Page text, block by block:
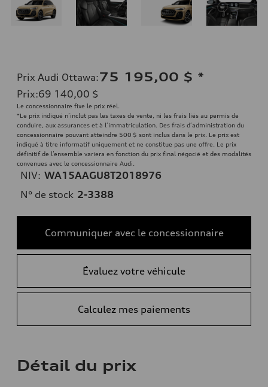
Prix Audi Ottawa:75 195,00 $ *
Prix:69 140,00 $
Le concessionnaire fixe le prix réel.
*Le prix indiqué n’inclut pas les taxes de vente, ni les frais liés au permis de
conduire, aux assurances et à l’immatriculation. Des frais d’administration du
concessionnaire pouvant atteindre 500 $ sont inclus dans le prix. Le prix est
indiqué à titre informatif uniquement et ne constitue pas une offre. Le prix
définitif de l’ensemble variera en fonction du prix final négocié et des modalités
convenues avec le concessionnaire Audi.
NIV: WA15AAGU8T2018976
N° de stock 2-3388
Communiquer avec le concessionnaire
Évaluez votre véhicule
Calculez mes paiements
Détail du prix